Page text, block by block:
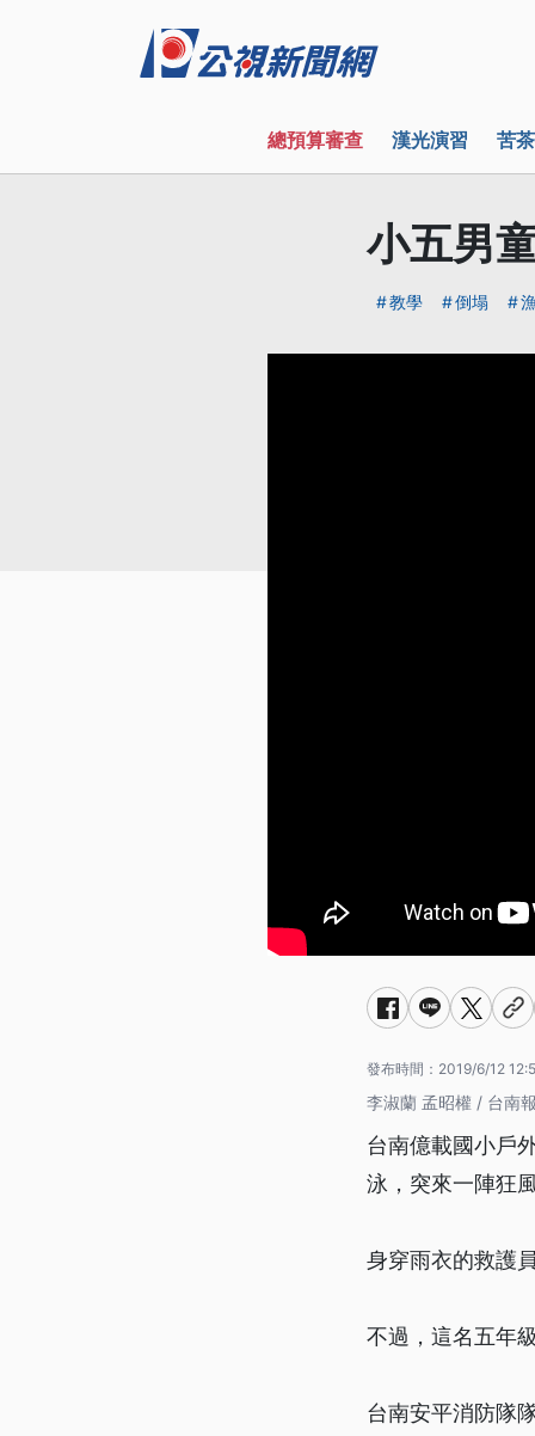
總預算審查 漢光演習 苦
小五男
教學 倒塌
發布時間： 2019/6/12
李淑蘭 孟昭權 / 台南
台南億載國小戶
泳，突來一陣狂
身穿雨衣的救護
不過，這名五年
台南安平消防隊